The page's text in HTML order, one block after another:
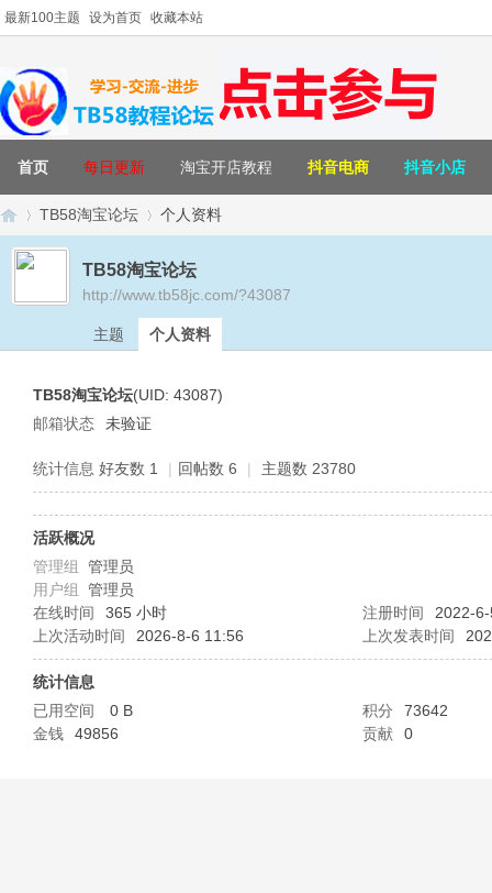
最新100主题 设为首页 收藏本站
首页 每日更新 淘宝开店教程 抖音电商 抖音小店
›
TB58淘宝论坛 个人资料
TB58淘宝论坛
http://www.tb58jc.com/?43087
主题 个人资料
TB58淘宝论坛(UID: 43087)
邮箱状态
未验证
统计信息 好友数 1 | 回帖数 6 | 主题数 23780
活跃概况
管理组 管理员
用户组 管理员
在线时间
365 小时 注册时间
2022-
上次活动时间
2026-8-6 11:56 上次发表时间
统计信息
已用空间
0 B 积分
73642
金钱
49856 贡献 0